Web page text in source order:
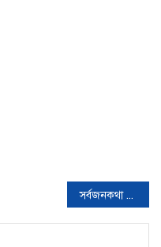
সর্বজনকথা ৫ম বর্ষ, ৪র্থ সংখ্যা( আগস্ট- অক্টোবর ২০১৯)